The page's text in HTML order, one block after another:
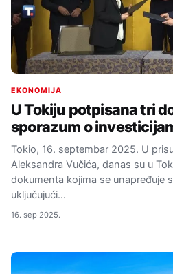
EKONOMIJA
U Tokiju potpisana tri
sporazum o
Tokio, 16. septembar 2025. U
Aleksandra Vučića, danas su u
dokumenta kojima se unapređuje
uključujući…
16. sep 2025.